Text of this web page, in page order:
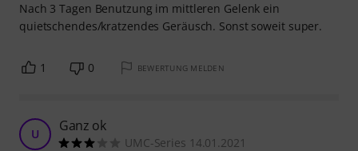
Nach 3 Tagen Benutzung im mittleren Gelenk ein
quietschendes/kratzendes Geräusch. Sonst soweit super.
1 0 BEWERTUNG MELDEN
U Ganz ok
UMC-Series 14.01.2021